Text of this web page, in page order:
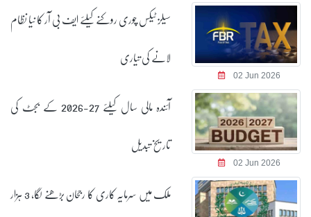
02 Jun 2026
سیلز ٹیکس چوری روکنے کیلئے ایف بی آر کا نیا نظام
لانے کی تیاری
02 Jun 2026
آئندہ مالی سال کیلئے 27-2026 کے بجٹ کی
تاریخ تبدیل
ملک میں سرمایہ کاری کا رجحان بڑھنے لگا، 3 ہزار